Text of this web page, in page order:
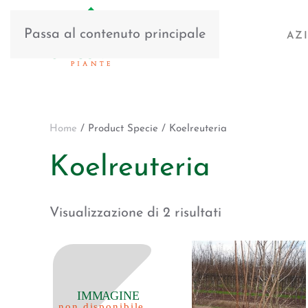
Passa al contenuto principale
Home / Product Specie / Koelreuteria
Koelreuteria
Visualizzazione di 2 risultati